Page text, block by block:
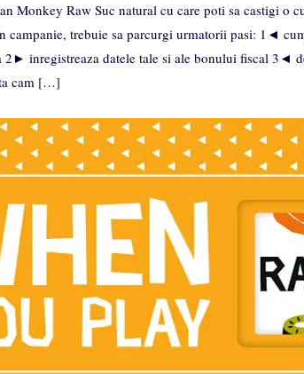
Monkey Raw Suc natural cu care poti sa castigi o
campanie, trebuie sa parcurgi urmatorii pasi: 1◄
2► inregistreaza datele tale si ale bonului fiscal 3◄
cam […]